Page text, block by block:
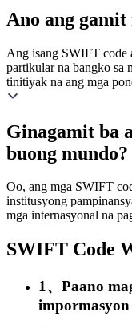
Ano ang
Ang isang SWIFT code
partikular na bangko sa
tinitiyak na ang mga
Ginagamit ba
buong mundo?
Oo, ang mga SWIFT
institusyong
mga internasyonal na
SWIFT Code
1、Paano